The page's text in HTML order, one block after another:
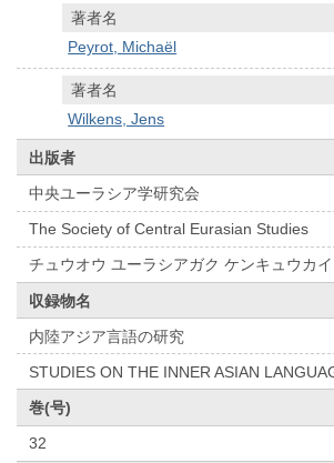
著者名
Peyrot, Michaël
著者名
Wilkens, Jens
出版者
中央ユーラシア学研究会
The Society of Central Eurasian Studies
チュウオウ ユーラシアガク ケンキュウカイ
収録物名
内陸アジア言語の研究
STUDIES ON THE INNER ASIAN
巻(号)
32